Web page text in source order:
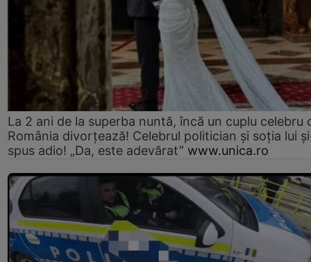
La 2 ani de la superba nuntă, încă un cuplu celebru
România divorțează! Celebrul politician și soția lui
spus adio! „Da, este adevărat” www.unica.ro